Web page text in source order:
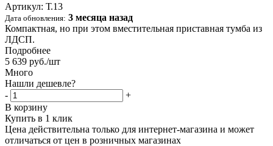
Артикул: Т.13
Дата обновления: 3 месяца назад
Компактная, но при этом вместительная приставная тумба из
ЛДСП.
Подробнее
5 639 руб./шт
Много
Нашли дешевле?
-
+
В корзину
Купить в 1 клик
Цена действительна только для интернет-магазина и может
отличаться от цен в розничных магазинах